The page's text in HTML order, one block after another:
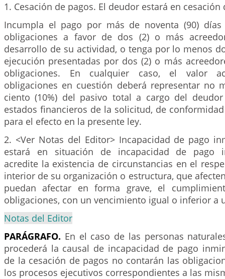
1. Cesación de pagos. El deudor estará en
Incumpla el pago por más de noventa (90)
obligaciones a favor de dos (2) o más
desarrollo de su actividad, o tenga por lo menos
ejecución presentadas por dos (2) o más
obligaciones. En cualquier caso, el valor
obligaciones en cuestión deberá representar no
ciento (10%) del pasivo total a cargo del
estados financieros de la solicitud, de
para el efecto en la presente ley.
2. <Ver Notas del Editor> Incapacidad de pago
estará en situación de incapacidad de pago
acredite la existencia de circunstancias en el
interior de su organización o estructura, que
puedan afectar en forma grave, el
obligaciones, con un vencimiento igual o inferior a
Notas del Editor
PARÁGRAFO. En el caso de las personas
procederá la causal de incapacidad de pago
de la cesación de pagos no contarán las
los procesos ejecutivos correspondientes a las